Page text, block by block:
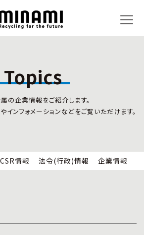
事業内容
リサイクルサービス
小型家電リサイクル法
全国の回収対応
Topics
の企業情報をご紹介します。
インフォメーションなどをご覧いただけます。
CSR情報 法令(行政)情報 企業情報